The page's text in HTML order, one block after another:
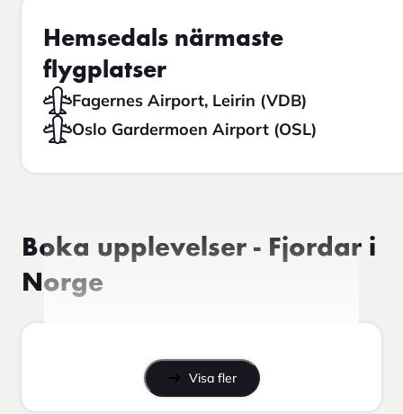
Hemsedals närmaste
flygplatser
Fagernes Airport, Leirin (VDB)
Oslo Gardermoen Airport (OSL)
Boka upplevelser - Fjordar i
Norge
Visa fler